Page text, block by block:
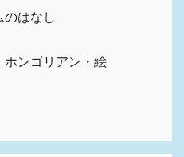
のはなし
ンゴリアン・絵